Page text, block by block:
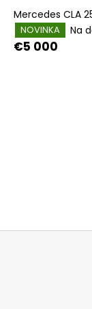
Mercedes CLA
NOVINKA Na
€5 000